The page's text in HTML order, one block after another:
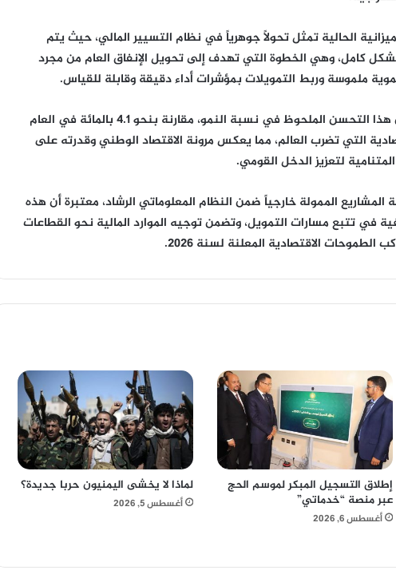
الحالية تمثل تحولاً جوهرياً في نظام التسيير المالي، حيث يتم
بشكل كامل، وهي الخطوة التي تهدف إلى تحويل الإنفاق العام من مجرد
ملموسة وربط التمويلات بمؤشرات أداء دقيقة وقابلة للقياس.
ويشير التعميم الصادر عن الوزارة إلى أن هذا التحسن الملحوظ في نسبة النمو، مقارنة بنحو 4.1 بالمائة في العام
التي تضرب العالم، مما يعكس مرونة الاقتصاد الوطني وقدرته على
لتعزيز الدخل القومي.
الممولة خارجياً ضمن النظام المعلوماتي الرشاد، معتبرة أن هذه
تتبع مسارات التمويل، وتضمن توجيه الموارد المالية نحو القطاعات
الطموحات الاقتصادية المعلنة لسنة 2026.
إطلاق التسجيل المبكر لموسم الحج
عبر منصة “خدماتي”
أغسطس 6, 2026
لماذا لا يخشى اليمنيون حربا جديدة؟
أغسطس 5, 2026